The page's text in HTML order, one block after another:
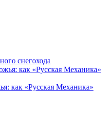
снегохода
как «Русская Механика»